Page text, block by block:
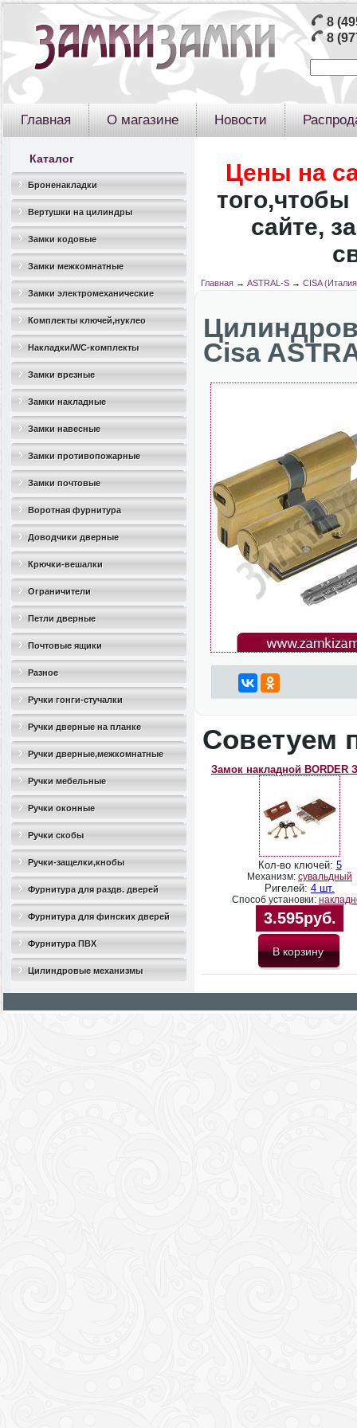
8
8
Главная О магазине Новости
Каталог
Броненакладки
Вертушки на цилиндры
Замки кодовые
Замки межкомнатные
Замки электромеханические
Комплекты ключей,нуклео
Накладки/WC-комплекты
Замки врезные
Замки накладные
Замки навесные
Замки противопожарные
Замки почтовые
Воротная фурнитура
Доводчики дверные
Крючки-вешалки
Ограничители
дверные(стопоры)
Петли дверные
Почтовые ящики
Разное
Ручки гонги-стучалки
Ручки дверные на планке
Ручки дверные,межкомнатные
Ручки мебельные
Ручки оконные
Ручки скобы
Ручки-защелки,кнобы
Фурнитура для раздв. дверей
Фурнитура для финских дверей
Фурнитура ПВХ
Цилиндровые механизмы
Цены на
того,чтобы
сайте,
Главная→ ASTRAL-S→ CISA
Cisa
Советуем
Замок накладной BORDER
Кол-во ключей: 5
Механизм: сувальдный
Ригелей: 4 шт.
Способ установки:
3.595руб.